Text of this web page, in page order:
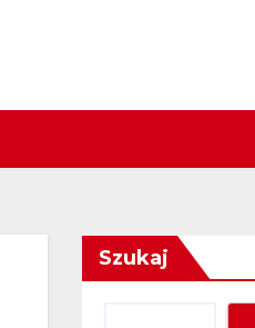
Szukaj